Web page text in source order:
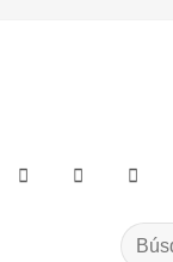
Search
for: